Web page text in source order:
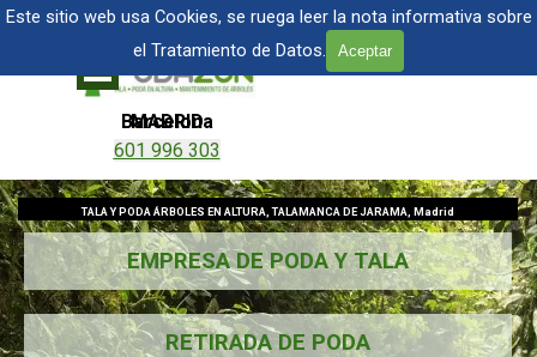
Este sitio web usa Cookies, se ruega leer la nota informativa sobre
el Tratamiento de Datos.
Aceptar
Vaya al ContenidoTALA Y PODA DE ÁRBOLES EN MADRID
Barcelona
601 996 303
MADRID
601 904 866
Saltar menú
TALA Y PODA ÁRBOLES EN ALTURA, TALAMANCA DE JARAMA, Madrid
EMPRESA DE PODA Y TALA
RETIRADA DE PODA